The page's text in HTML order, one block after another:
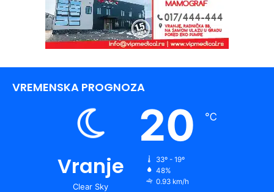
VREMENSKA PROGNOZA
Vranje
Clear Sky
20 ℃
33º - 19º
48%
0.93 km/h